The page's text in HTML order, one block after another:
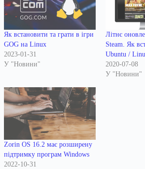
Як встановити та грати в ігри
GOG на Linux
2023-01-31
У "Новини"
Літнє
Steam. Як
Ubuntu /
2020-07-08
У "Новини"
Zorin OS 16.2 має розширену
підтримку програм Windows
2022-10-31